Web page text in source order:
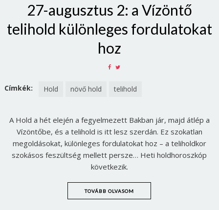
27-augusztus 2: a Vízöntő
telihold különleges fordulatokat
hoz
SHARE
FACEBOOK
TWITTER
Címkék: Hold növő hold telihold
A Hold a hét elején a fegyelmezett Bakban jár, majd átlép a
Vízöntőbe, és a telihold is itt lesz szerdán. Ez szokatlan
megoldásokat, különleges fordulatokat hoz – a teliholdkor
szokásos feszültség mellett persze… Heti holdhoroszkóp
következik.
TOVÁBB OLVASOM